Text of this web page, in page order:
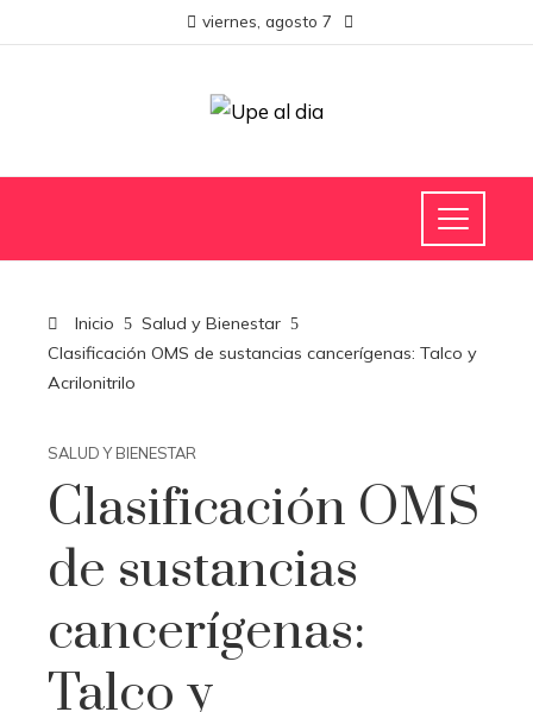
viernes, agosto 7
Inicio
Salud y Bienestar
Clasificación OMS de sustancias cancerígenas: Talco y
Acrilonitrilo
SALUD Y BIENESTAR
Clasificación OMS
de sustancias
cancerígenas:
Talco y